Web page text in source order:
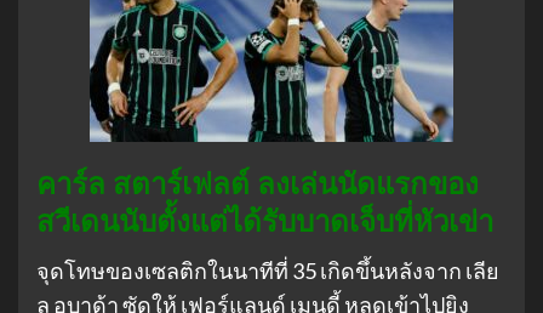
คาร์ล สตาร์เฟลต์ ลงเล่นนัดแรกของ
สวีเดนนับตั้งแต่ได้รับบาดเจ็บที่หัวเข่า
จุดโทษของเซลติกในนาทีที่ 35 เกิดขึ้นหลังจาก เลีย
ล อบาด้า ซัดให้ เฟอร์แลนด์ เมนดี้ หลุดเข้าไปยิง